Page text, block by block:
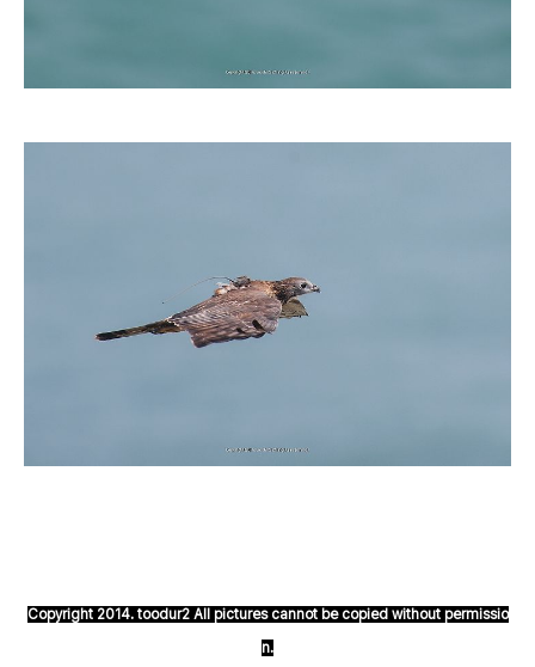
Copyright 2014. toodur2 All pictures cannot be copied without permissio
n.